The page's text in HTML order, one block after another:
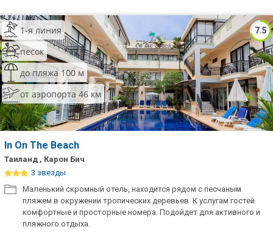
7.5
1-я линия
песок
до пляжа 100 м
от аэропорта 46 км
In On The Beach
Таиланд , Карон Бич
3 звезды
Маленький скромный отель, находится рядом с песчаным
пляжем в окружении тропических деревьев. К услугам гостей
комфортные и просторные номера. Подойдет для активного и
пляжного отдыха.